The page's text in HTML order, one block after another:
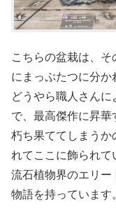
こちらの盆栽は、
にまっぷたつに分か
どうやら職人さんに
で、最高傑作に昇華
朽ち果ててしまうか
れてここに飾られて
流石植物界のエリー
物語を持っています